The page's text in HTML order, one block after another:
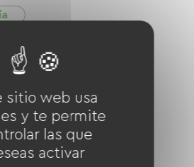
sitio web usa
y te permite
las que
activar